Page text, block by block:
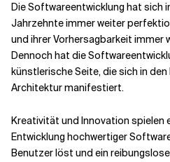
Die Softwareentwicklung hat sich
Jahrzehnte immer weiter
und ihrer Vorhersagbarkeit immer
Dennoch hat die
künstlerische Seite, die sich in den
Architektur manifestiert.
Kreativität und Innovation spielen
Entwicklung hochwertiger
Benutzer löst und ein